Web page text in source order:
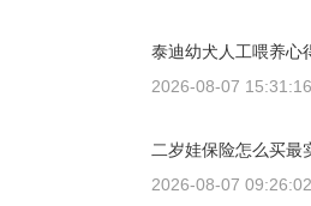
泰迪幼犬人工喂养心
2026-08-07 15:31:16
二岁娃保险怎么买最
2026-08-07 09:26:02